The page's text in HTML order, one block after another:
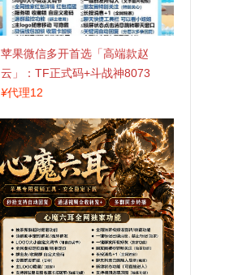
苹果微信多开首选「高端款赵
云」：TF正式码+斗战神8073
包，7天退换认准拍拍卡激活码
¥代理12